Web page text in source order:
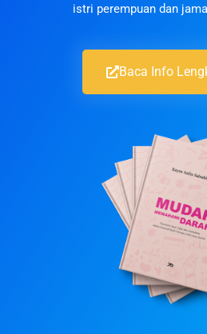
istri perempuan dan
Baca Info